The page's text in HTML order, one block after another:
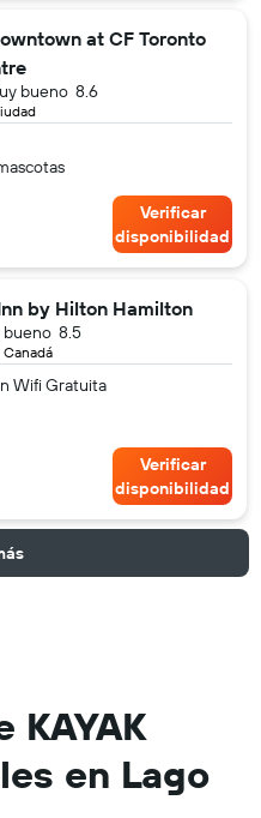
at CF Toronto
8.6
bueno
Verificar
disponibilidad
by Hilton Hamilton
8.5
bueno
Wifi Gratuita
Verificar
disponibilidad
KAYAK
en Lago